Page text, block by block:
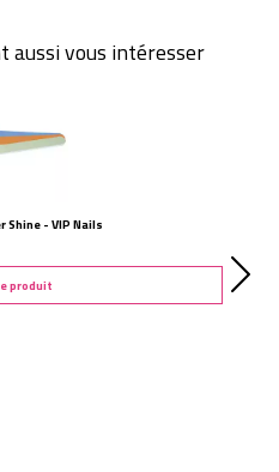
aussi vous intéresser
Shine - VIP Nails
produit